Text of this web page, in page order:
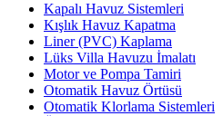
Kapalı Havuz Sistemleri
Kışlık Havuz Kapatma
Liner (PVC) Kaplama
Lüks Villa Havuzu İmalatı
Motor ve Pompa Tamiri
Otomatik Havuz Örtüsü
Otomatik Klorlama Sistemleri